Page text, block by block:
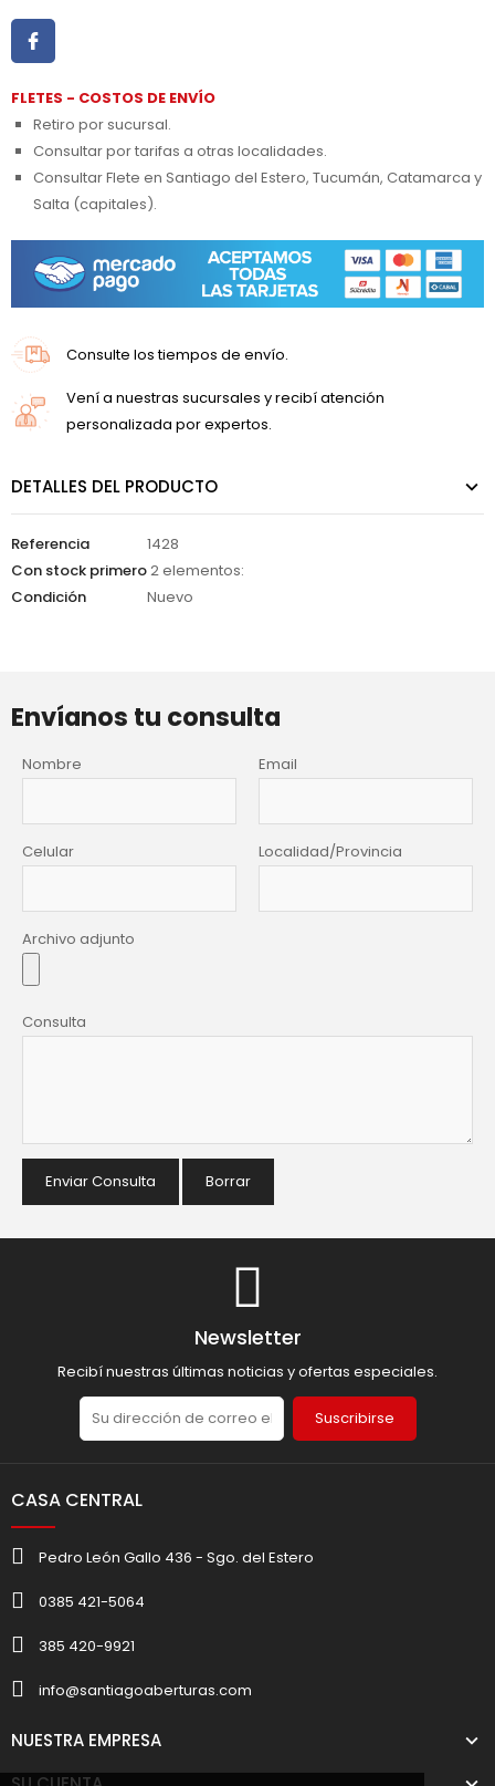
FLETES - COSTOS DE ENVÍO
Retiro por sucursal.
Consultar por tarifas a otras localidades.
Consultar Flete en Santiago del Estero, Tucumán, Catamarca y
Salta (capitales).
Consulte los tiempos de envío.
Vení a nuestras sucursales y recibí atención
personalizada por expertos.
DETALLES DEL PRODUCTO
Referencia
1428
Con stock primero2 elementos:
Condición
Nuevo
Envíanos tu consulta
Nombre Email
Celular Localidad/Provincia
Archivo adjunto
Consulta
Enviar Consulta Borrar
Newsletter
Recibí nuestras últimas noticias y ofertas especiales.
Suscribirse
CASA CENTRAL
Pedro León Gallo 436 - Sgo. del Estero
0385 421-5064
385 420-9921
info@santiagoaberturas.com
NUESTRA EMPRESA